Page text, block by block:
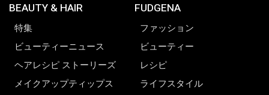
BEAUTY & HAIR
特集
ビューティーニュース
ヘアレシピ ストーリーズ
メイクアップティップス
FUDGENA
ファッション
ビューティー
レシピ
ライフスタイル